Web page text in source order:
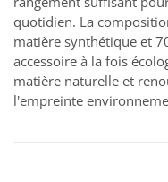
quotidien. La
matière synthétique et
accessoire à la fois
matière naturelle et
l'empreinte